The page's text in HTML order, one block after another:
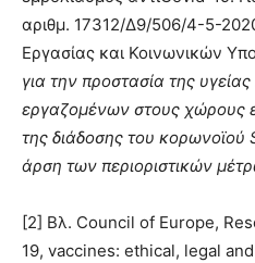
αριθμ. 17312/Δ9/506/4-5-
Εργασίας και Κοινωνικών
για την προστασία της
εργαζομένων στους χώρους
της διάδοσης του κορωνοϊού
άρση των περιοριστικών
[2] Βλ. Council of Europe,
19, vaccines: ethical, legal